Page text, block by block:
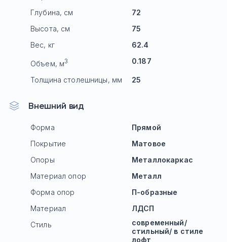
Глубина, см
72
Высота, см
75
Вес, кг
62.4
Объем, м3 0.187
Толщина столешницы, мм 25
Внешний вид
Форма
Прямой
Покрытие
Матовое
Опоры
Mеталлокаркас
Материал опор
Металл
Форма опор
П-образные
Материал
ЛДСП
Стиль
современный/
стильный/ в стиле
лофт